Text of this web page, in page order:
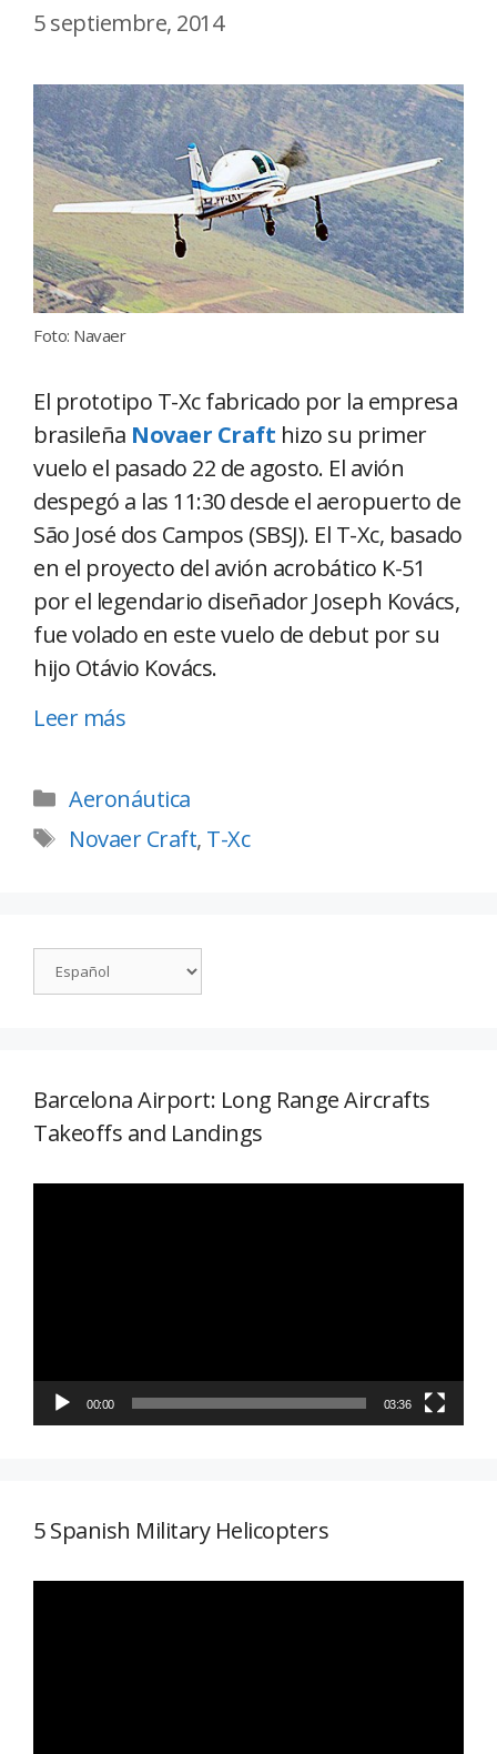
5 septiembre, 2014
Foto: Navaer
El prototipo T-Xc fabricado por la empresa
brasileña Novaer Craft hizo su primer
vuelo el pasado 22 de agosto. El avión
despegó a las 11:30 desde el aeropuerto de
São José dos Campos (SBSJ). El T-Xc, basado
en el proyecto del avión acrobático K-51
por el legendario diseñador Joseph Kovács,
fue volado en este vuelo de debut por su
hijo Otávio Kovács.
Leer más
Aeronáutica
Novaer Craft, T-Xc
Barcelona Airport: Long Range Aircrafts
Takeoffs and Landings
00:00 03:36
5 Spanish Military Helicopters